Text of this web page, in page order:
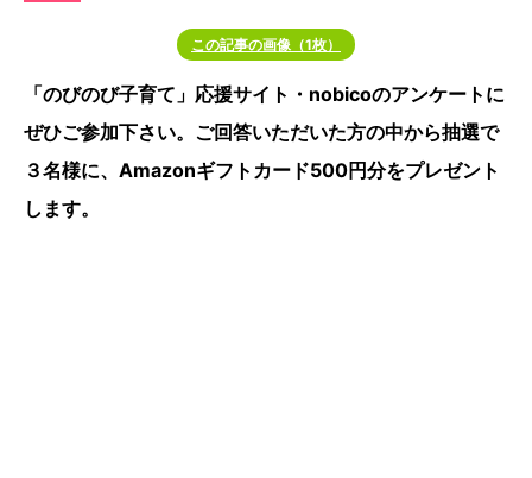
この記事の画像（1枚）
「のびのび子育て」応援サイト・nobicoのアンケートに
ぜひご参加下さい。ご回答いただいた方の中から抽選で
３名様に、Amazonギフトカード500円分をプレゼント
します。